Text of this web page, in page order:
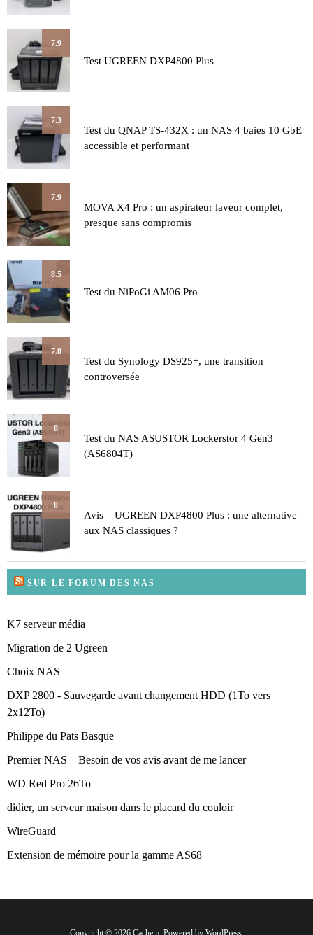
7.9
Test UGREEN DXP4800 Plus
7.3
Test du QNAP TS-432X : un NAS 4 baies 10 GbE
accessible et performant
7.9
MOVA X4 Pro : un aspirateur laveur complet,
presque sans compromis
8.5
Test du NiPoGi AM06 Pro
7.8
Test du Synology DS925+, une transition
controversée
8
Test du NAS ASUSTOR Lockerstor 4 Gen3
(AS6804T)
8
Avis – UGREEN DXP4800 Plus : une alternative
aux NAS classiques ?
SUR LE FORUM DES NAS
K7 serveur média
Migration de 2 Ugreen
Choix NAS
DXP 2800 - Sauvegarde avant changement HDD (1To vers
2x12To)
Philippe du Pats Basque
Premier NAS – Besoin de vos avis avant de me lancer
WD Red Pro 26To
didier, un serveur maison dans le placard du couloir
WireGuard
Extension de mémoire pour la gamme AS68